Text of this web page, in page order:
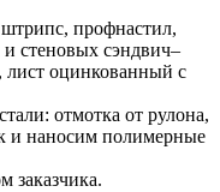
профнастил,
стеновых сэндвич–
лист оцинкованный с
отмотка от рулона,
и наносим полимерные
заказчика.